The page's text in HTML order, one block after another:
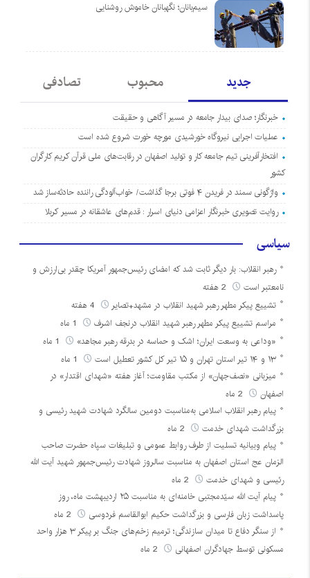
سیم‌بانان؛ نگهبانان خاموش روشنایی
جدید محبوب تصادفی
خبرنگار؛ صدای بیدار جامعه در مسیر آگاهی و حقیقت
عملیات اجرایی نیروگاه خورشیدی مورچه خورت شروع شده است
افتخارآفرینی تیم جامعه کار و تولید اصفهان در رقابت‌های ملی قرآن کریم کارگران
کشور
واژگونی سمند در فریدن ۴ فوتی برجا گذاشت/ خواب‌آلودگی راننده حادثه‌ساز شد
روایت تصویری خبرنگار اعزامی دنیای اسرار : قدم‌های عاشقانه در مسیر کربلا
سیاسی
رهبر انقلاب: بار دیگر ثابت شد که امضای رئیس‌جمهور آمریکا چقدر بی‌ارزش و
نامعتبر است
تشییع پیکر مطهر رهبر شهید انقلاب در مشهد+تصایر
مراسم تشییع پیکر مطهر رهبر شهید انقلاب درنجف اشرف
«وداعی به وسعت ایران؛ اشک و حماسه در بدرقه رهبر مجاهد»
۱۳ و ۱۴ تیر استان تهران و ۱۵ تیر کل کشور تعطیل است
میزبانی «نصف‌جهان» از مکتب مقاومت؛ آغاز هفته «شهدای اقتدار» در
اصفهان
پیام رهبر انقلاب اسلامی به‌مناسبت دومین سالگرد شهادت شهید رئیسی و
بزرگداشت شهدای خدمت
پیام وبیانیه تسلیت از طرف روابط عمومی و تبلیغات سپاه حضرت صاحب
الزمان عج استان اصفهان به مناسبت سالروز شهادت رئیس‌جمهور شهید آیت الله
رئیسی و شهدای خدمت
پیام آیت الله سیّدمجتبی خامنه‌ای به مناسبت ۲۵ اردیبهشت ماه، روز
پاسداشت زبان فارسی و بزرگداشت حکیم ابوالقاسم فردوسی
از سنگر دفاع تا میدان سازندگی؛ ترمیم زخم‌های جنگ بر پیکر ۳ هزار واحد
مسکونی توسط جهادگران اصفهانی